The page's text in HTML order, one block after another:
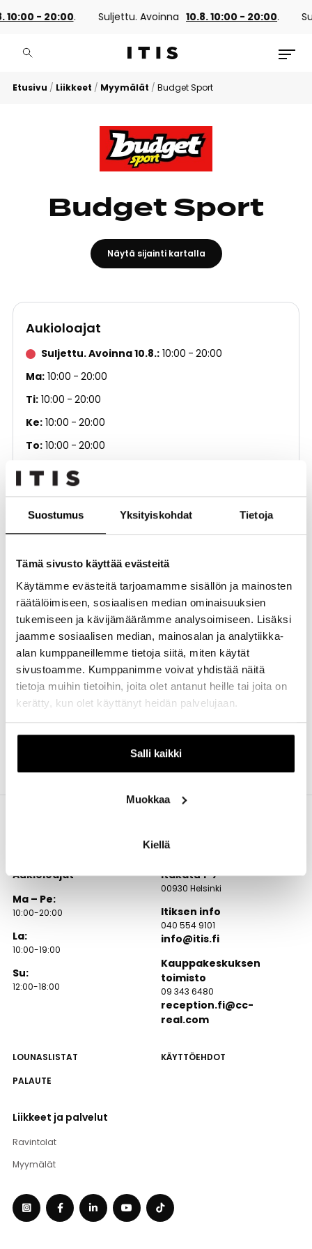
Suostumus Yksityiskohdat Tietoja
Tämä sivusto käyttää evästeitä
Käytämme evästeitä tarjoamamme sisällön ja mainosten
räätälöimiseen, sosiaalisen median ominaisuuksien
tukemiseen ja kävijämäärämme analysoimiseen. Lisäksi
jaamme sosiaalisen median, mainosalan ja analytiikka-
alan kumppaneillemme tietoja siitä, miten käytät
sivustoamme. Kumppanimme voivat yhdistää näitä
tietoja muihin tietoihin, joita olet antanut heille tai joita on
kerätty, kun olet käyttänyt heidän palvelujaan.
Salli kaikki
Muokkaa
Kiellä
10:00 - 20:00. Suljettu. Avoinna 10.8. 10:00 - 20:00.
Etusivu / Liikkeet / Myymälät / Budget Sport
Budget Sport
Näytä sijainti kartalla
Aukioloajat
Suljettu. Avoinna 10.8. 10:00
20:00
Ma 10:00
20:00
Ti 10:00
20:00
Ke 10:00
20:00
To 10:00
20:00
Pe
10:00
20:00
Su 12:00 18:00
Vapaa-aika
Kerros 1. kerros
Puhelinnumero 010 537 7520
(8,4snt/min. sis alv.)
LOUNASLISTAT
KÄYTTÖEHDOT
PALAUTE
Liikkeet ja palvelut
Ravintolat
Myymälät
Aukioloajat
Ma – Pe:
10:00-20:00
La:
10:00-19:00
Su:
12:00-18:00
Itäkatu 1-7
00930 Helsinki
Itiksen info
040 554 9101
info@itis.fi
Kauppakeskuksen
toimisto
09 343 6480
reception.fi@cc-
real.com